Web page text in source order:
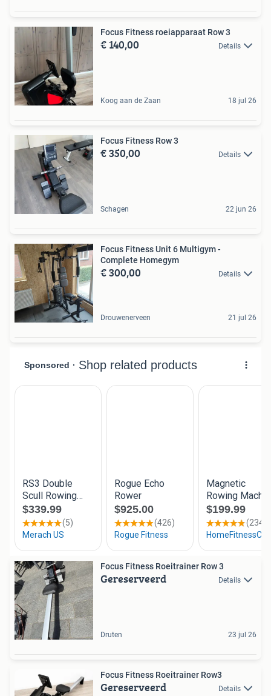
Focus Fitness roeiapparaat Row 3
€ 140,00 Details
Koog aan de Zaan 18 jul 26
Focus Fitness Row 3
€ 350,00 Details
Schagen 22 jun 26
Focus Fitness Unit 6 Multigym -
Complete Homegym
€ 300,00 Details
Drouwenerveen 21 jul 26
Focus Fitness Roeitrainer Row 3
Gereserveerd Details
Druten 23 jul 26
Focus Fitness Roeitrainer Row3
Gereserveerd Details